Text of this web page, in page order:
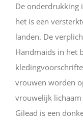
De onderdrukking
het is een
landen. De
Handmaids in het
vrouwen worden
vrouwelijk
Gilead is een